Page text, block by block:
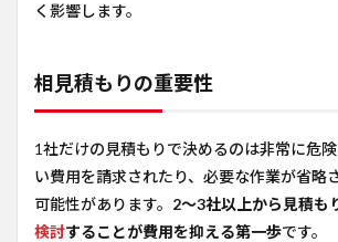
く影響します。
相見積もりの重要性
1社だけの見積もりで決めるのは非常に危
い費用を請求されたり、必要な作業が省略
可能性があります。 2～3社以上から見積も
検討することが費用を抑える第一歩です。